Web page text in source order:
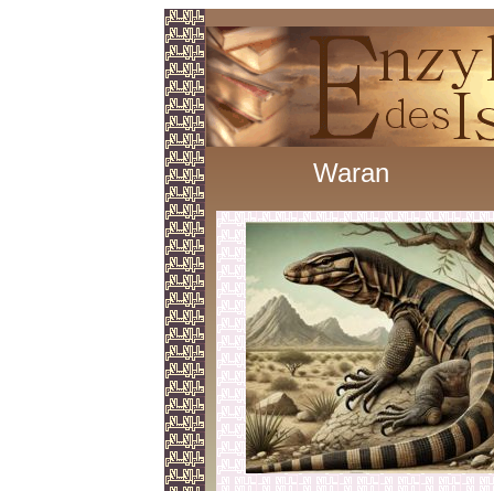
Waran